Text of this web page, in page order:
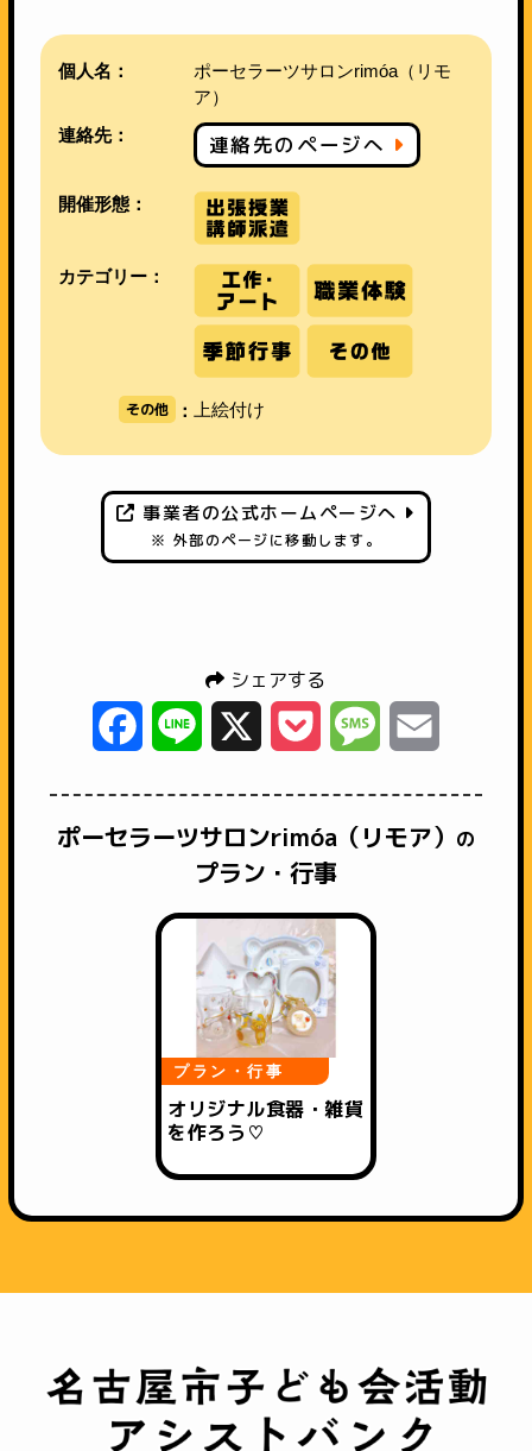
個人名：
ポーセラーツサロンrimóa（リモ
ア）
連絡先：
連絡先のページへ
開催形態：
カテゴリー：
その他 ： 上絵付け
事業者の公式ホームページへ
※ 外部のページに移動します。
シェアする
Facebook
Line Pocket Message
ポーセラーツサロンrimóa（リモア） の
プラン・行事
プラン・行事
オリジナル食器・雑貨
を作ろう♡